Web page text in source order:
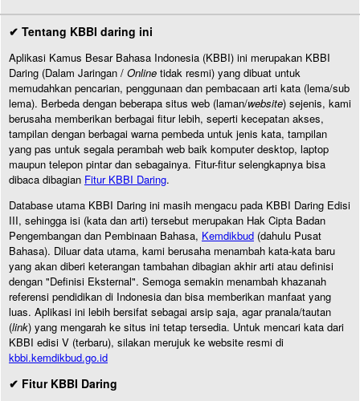
✔ Tentang KBBI daring ini
Aplikasi Kamus Besar Bahasa Indonesia (KBBI) ini merupakan KBBI
Daring (Dalam Jaringan / Online tidak resmi) yang dibuat untuk
memudahkan pencarian, penggunaan dan pembacaan arti kata (lema/sub
lema). Berbeda dengan beberapa situs web (laman/website) sejenis, kami
berusaha memberikan berbagai fitur lebih, seperti kecepatan akses,
tampilan dengan berbagai warna pembeda untuk jenis kata, tampilan
yang pas untuk segala perambah web baik komputer desktop, laptop
maupun telepon pintar dan sebagainya. Fitur-fitur selengkapnya bisa
dibaca dibagian Fitur KBBI Daring.
Database utama KBBI Daring ini masih mengacu pada KBBI Daring Edisi
III, sehingga isi (kata dan arti) tersebut merupakan Hak Cipta Badan
Pengembangan dan Pembinaan Bahasa, Kemdikbud (dahulu Pusat
Bahasa). Diluar data utama, kami berusaha menambah kata-kata baru
yang akan diberi keterangan tambahan dibagian akhir arti atau definisi
dengan "Definisi Eksternal". Semoga semakin menambah khazanah
referensi pendidikan di Indonesia dan bisa memberikan manfaat yang
luas. Aplikasi ini lebih bersifat sebagai arsip saja, agar pranala/tautan
(link) yang mengarah ke situs ini tetap tersedia. Untuk mencari kata dari
KBBI edisi V (terbaru), silakan merujuk ke website resmi di
kbbi.kemdikbud.go.id
✔ Fitur KBBI Daring